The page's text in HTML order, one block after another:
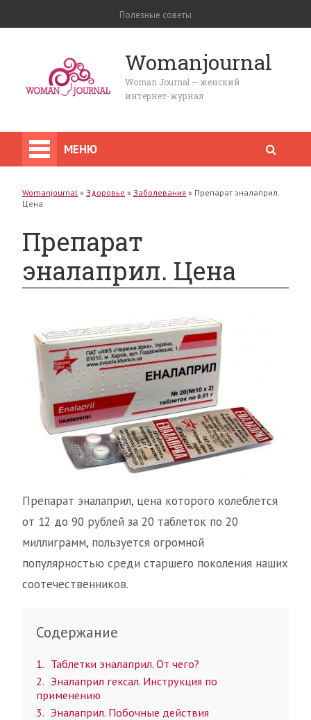
Полезные советы
Womanjournal
Woman Journal — женский
интернет-журнал
МЕНЮ
Womanjournal » Здоровье » Заболевания » Препарат эналаприл.
Цена
Препарат
эналаприл. Цена
Препарат эналаприл, цена которого колеблется
от 12 до 90 рублей за 20 таблеток по 20
миллиграмм, пользуется огромной
популярностью среди старшего поколения наших
соотечественников.
Содержание
1
Таблетки эналаприл. От чего?
2
Эналаприл гексал. Инструкция по
применению
3
Эналаприл. Побочные действия